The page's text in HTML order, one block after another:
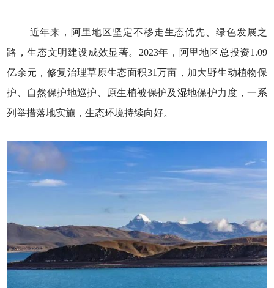
近年来，阿里地区坚定不移走生态优先、绿色发展之
路，生态文明建设成效显著。2023年，阿里地区总投资1.09
亿余元，修复治理草原生态面积31万亩，加大野生动植物保
护、自然保护地巡护、原生植被保护及湿地保护力度，一系
列举措落地实施，生态环境持续向好。